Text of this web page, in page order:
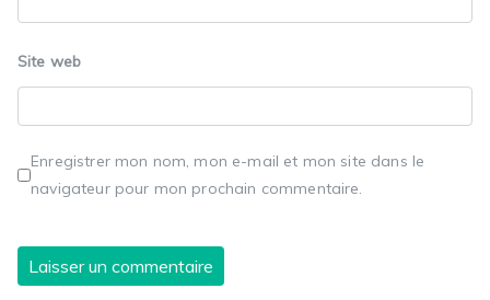
Site web
Enregistrer mon nom, mon e-mail et mon site dans le
navigateur pour mon prochain commentaire.